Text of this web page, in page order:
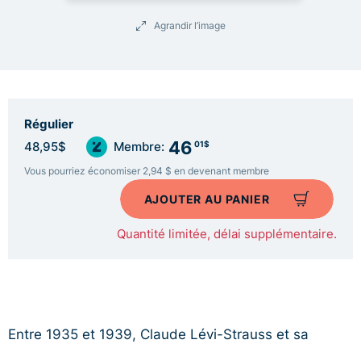
Agrandir l’image
Régulier
48,95$ Membre: 46 01$
Vous pourriez économiser 2,94 $ en devenant membre
AJOUTER AU PANIER
Quantité limitée, délai supplémentaire.
Entre 1935 et 1939, Claude Lévi-Strauss et sa